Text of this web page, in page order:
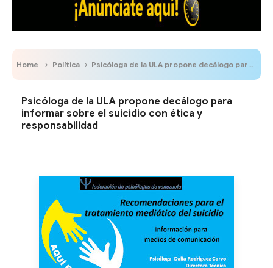
Home Política Psicóloga de la ULA propone decálogo para informar sobre el suicidio con ética y responsabilidad
Psicóloga de la ULA propone decálogo para
informar sobre el suicidio con ética y
responsabilidad